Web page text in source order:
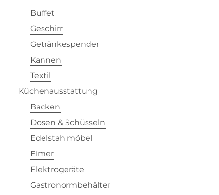
Buffet
Geschirr
Getränkespender
Kannen
Textil
Küchenausstattung
Backen
Dosen & Schüsseln
Edelstahlmöbel
Eimer
Elektrogeräte
Gastronormbehälter